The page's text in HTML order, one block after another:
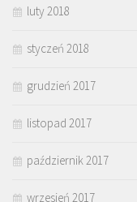
luty 2018
styczeń 2018
grudzień 2017
listopad 2017
październik 2017
wrzesień 2017